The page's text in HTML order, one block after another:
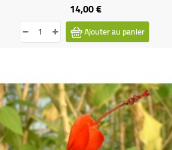
14,00 €Prix
Ajouter au panier